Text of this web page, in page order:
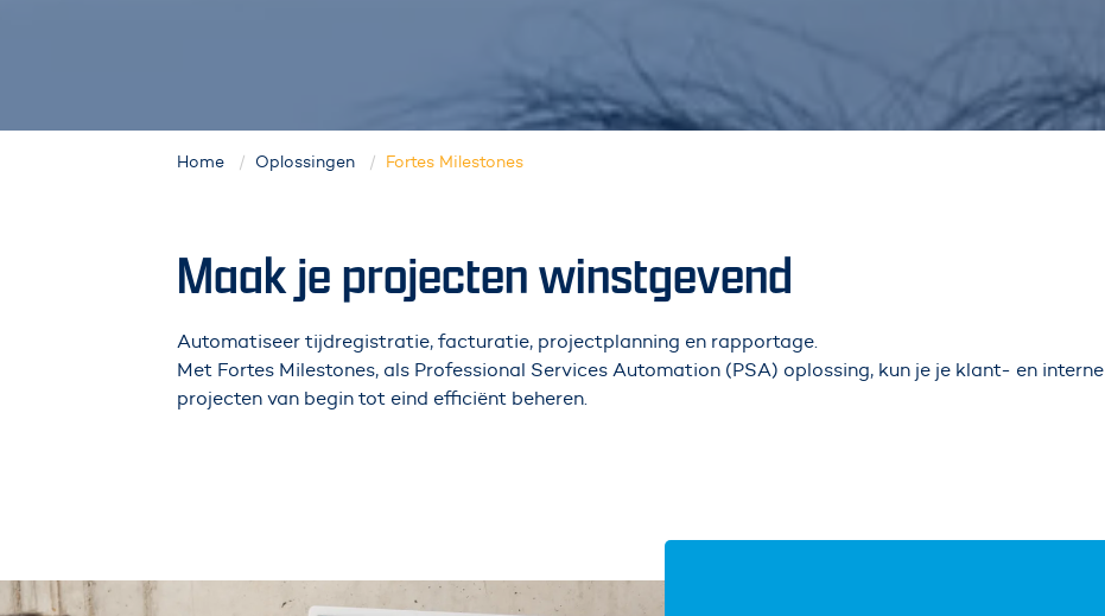
Home Oplossingen Fortes Milestones
Maak je projecten winstgevend
Automatiseer tijdregistratie, facturatie, projectplanning en rapportage.
Met Fortes Milestones, als Professional Services Automation (PSA) oplossing, kun je je klant- en interne
projecten van begin tot eind efficiënt beheren.